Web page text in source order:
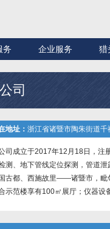
务 企业服务 猎
司
地址： 浙江省诸暨市陶朱街道
司成立于2017年12月18日，注
测、地下管线定位探测，管道
古都、西施故里——诸暨市，毗
示范楼享有100㎡展厅；仪器